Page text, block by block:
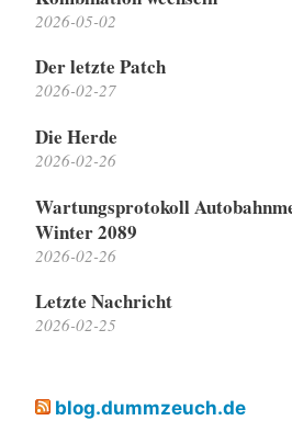
2026-05-02
Der letzte Patch
2026-02-27
Die Herde
2026-02-26
Wartungsprotokoll
Winter 2089
2026-02-26
Letzte Nachricht
2026-02-25
blog.dummzeuch.de